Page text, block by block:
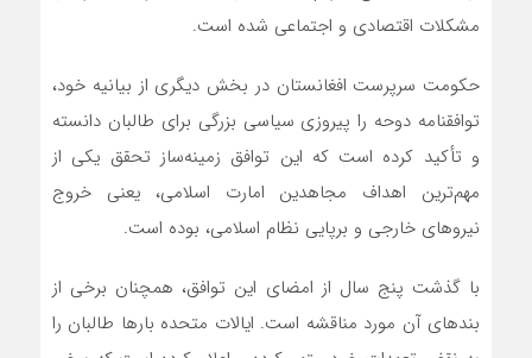
مشکلات اقتصادی و اجتماعی شده است.
حکومت سرپرست افغانستان در بخش دیگری از بیانیه خود،
توافقنامه دوحه را پیروزی سیاسی بزرگی برای طالبان دانسته
و تأکید کرده است که این توافق زمینه‌ساز تحقق یکی از
مهم‌ترین اهداف مجاهدین امارت اسلامی، یعنی خروج
نیروهای خارجی و برپایی نظام اسلامی، بوده است.
با گذشت پنج سال از امضای این توافق، همچنان برخی از
بندهای آن مورد مناقشه است. ایالات متحده بارها طالبان را